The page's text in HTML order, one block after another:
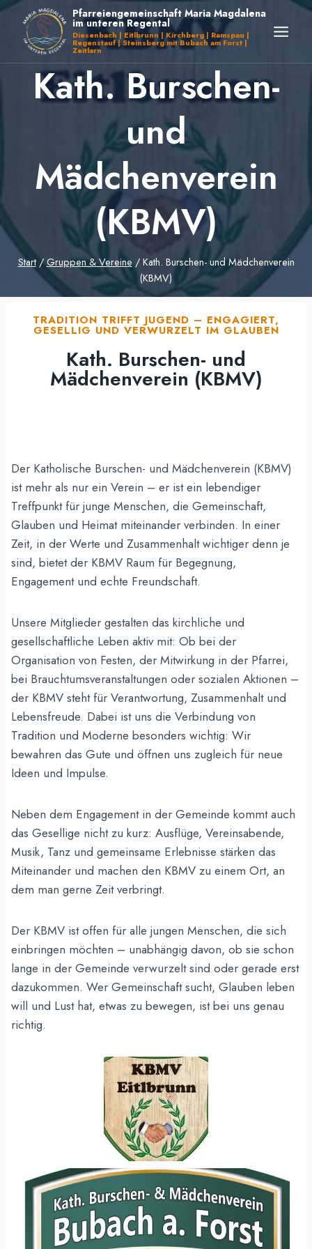
Zum
Inhalt
springen
Pfarreiengemeinschaft Maria Magdalena
im unteren Regental
Diesenbach | Eitlbrunn | Kirchberg | Ramspau |
Regenstauf | Steinsberg mit Bubach am Forst |
Zeitlarn
Kath. Burschen-
und
Mädchenverein
(KBMV)
Start / Gruppen & Vereine / Kath. Burschen- und Mädchenverein
(KBMV)
TRADITION TRIFFT JUGEND – ENGAGIERT,
GESELLIG UND VERWURZELT IM GLAUBEN
Kath. Burschen- und
Mädchenverein (KBMV)
Der Katholische Burschen- und Mädchenverein (KBMV)
ist mehr als nur ein Verein – er ist ein lebendiger
Treffpunkt für junge Menschen, die Gemeinschaft,
Glauben und Heimat miteinander verbinden. In einer
Zeit, in der Werte und Zusammenhalt wichtiger denn je
sind, bietet der KBMV Raum für Begegnung,
Engagement und echte Freundschaft.
Unsere Mitglieder gestalten das kirchliche und
gesellschaftliche Leben aktiv mit: Ob bei der
Organisation von Festen, der Mitwirkung in der Pfarrei,
bei Brauchtumsveranstaltungen oder sozialen Aktionen –
der KBMV steht für Verantwortung, Zusammenhalt und
Lebensfreude. Dabei ist uns die Verbindung von
Tradition und Moderne besonders wichtig: Wir
bewahren das Gute und öffnen uns zugleich für neue
Ideen und Impulse.
Neben dem Engagement in der Gemeinde kommt auch
das Gesellige nicht zu kurz: Ausflüge, Vereinsabende,
Musik, Tanz und gemeinsame Erlebnisse stärken das
Miteinander und machen den KBMV zu einem Ort, an
dem man gerne Zeit verbringt.
Der KBMV ist offen für alle jungen Menschen, die sich
einbringen möchten – unabhängig davon, ob sie schon
lange in der Gemeinde verwurzelt sind oder gerade erst
dazukommen. Wer Gemeinschaft sucht, Glauben leben
will und Lust hat, etwas zu bewegen, ist bei uns genau
richtig.